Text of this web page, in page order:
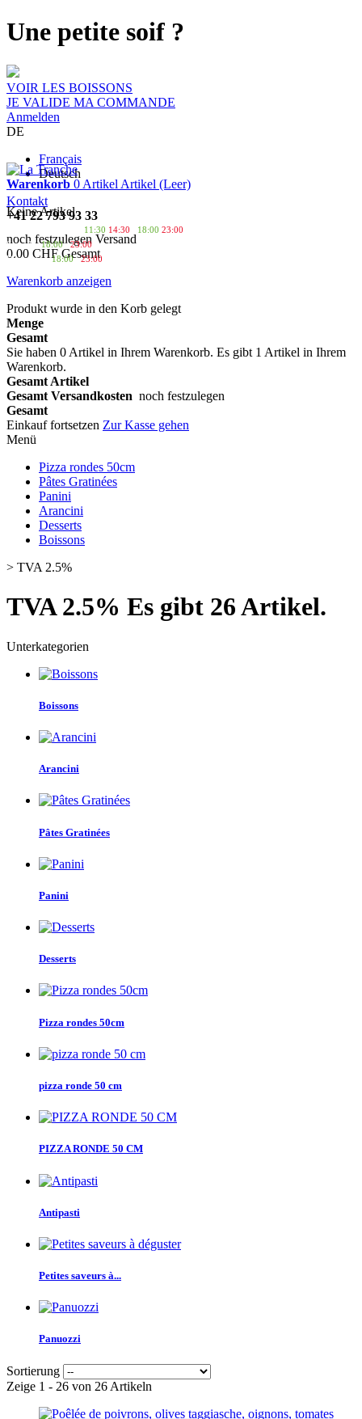
Une petite soif ?
VOIR LES BOISSONS
JE VALIDE MA COMMANDE
Anmelden
DE
Français
Deutsch
Kontakt
+41 22 793 93 33
11:30 14:30 18:00 23:00
Samedi :18:00/23:00
Dimanche :18:00/23:00
Warenkorb 0 Artikel Artikel (Leer)
Keine Artikel
noch festzulegen Versand
0.00 CHF Gesamt
Warenkorb anzeigen
Produkt wurde in den Korb gelegt
Menge
Gesamt
Sie haben 0 Artikel in Ihrem Warenkorb. Es gibt 1 Artikel in Ihrem
Warenkorb.
Gesamt Artikel
Gesamt Versandkosten noch festzulegen
Gesamt
Einkauf fortsetzen Zur Kasse gehen
Menü
Pizza rondes 50cm
Pâtes Gratinées
Panini
Arancini
Desserts
Boissons
> TVA 2.5%
TVA 2.5% Es gibt 26 Artikel.
Unterkategorien
Boissons
Arancini
Pâtes Gratinées
Panini
Desserts
Pizza rondes 50cm
pizza ronde 50 cm
PIZZA RONDE 50 CM
Antipasti
Petites saveurs à...
Panuozzi
Sortierung
Zeige 1 - 26 von 26 Artikeln